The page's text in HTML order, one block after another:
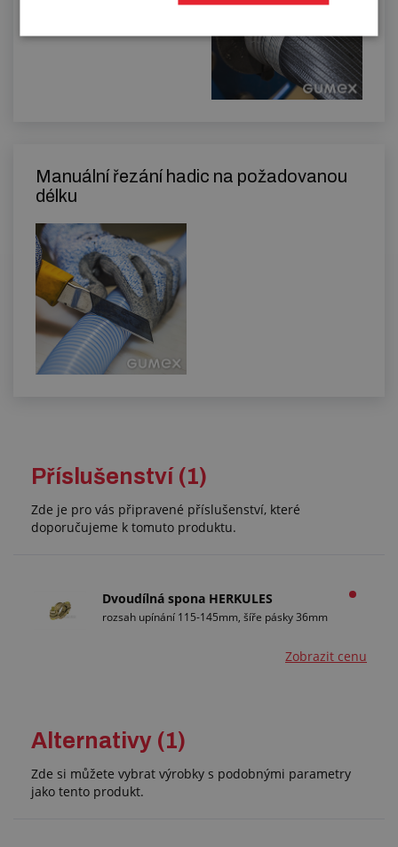
Manuální řezání hadic na požadovanou
délku
Příslušenství (1)
Zde je pro vás připravené příslušenství, které
doporučujeme k tomuto produktu.
Dvoudílná spona HERKULES
rozsah upínání 115-145mm, šíře pásky 36mm
Zobrazit cenu
Alternativy (1)
Zde si můžete vybrat výrobky s podobnými parametry
jako tento produkt.